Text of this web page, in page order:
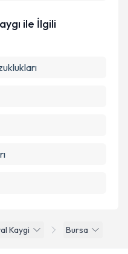
Kaygi Bursa
ile İlgili